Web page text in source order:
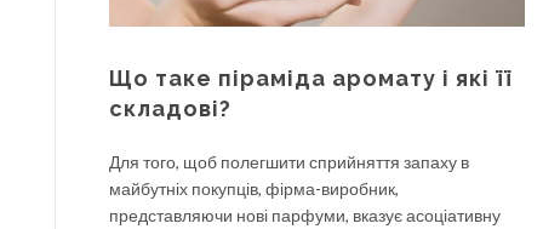
Що таке піраміда аромату і які її
складові?
Для того, щоб полегшити сприйняття запаху в
майбутніх покупців, фірма-виробник,
представляючи нові парфуми, вказує асоціативну